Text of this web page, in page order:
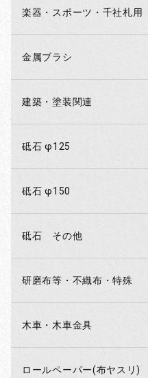
楽器・スポーツ・千社札用
金属ブラシ
建築・塗装関連
砥石 φ125
砥石 φ150
砥石 その他
研磨布等・不織布・特殊
木車・木車金具
ロールペーパー(布ヤスリ)